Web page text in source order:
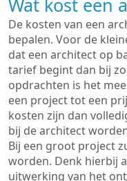
Wat kost een
De kosten van een
bepalen. Voor de
dat een architect op
tarief begint dan bij
opdrachten is het
een project tot een
kosten zijn dan
bij de architect
Bij een groot project
worden. Denk hierbij
uitwerking van het